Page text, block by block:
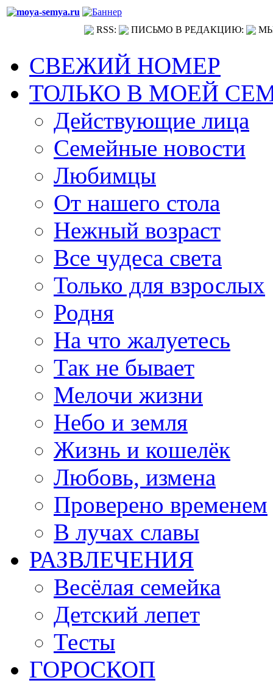
RSS: ПИСЬМО В РЕДАКЦИЮ:
СВЕЖИЙ НОМЕР
ТОЛЬКО В МОЕЙ
Действующие лица
Семейные новости
Любимцы
От нашего стола
Нежный возраст
Все чудеса света
Только для взрослых
Родня
На что жалуетесь
Так не бывает
Мелочи жизни
Небо и земля
Жизнь и кошелёк
Любовь, измена
Проверено временем
В лучах славы
РАЗВЛЕЧЕНИЯ
Весёлая семейка
Детский лепет
Тесты
ГОРОСКОП